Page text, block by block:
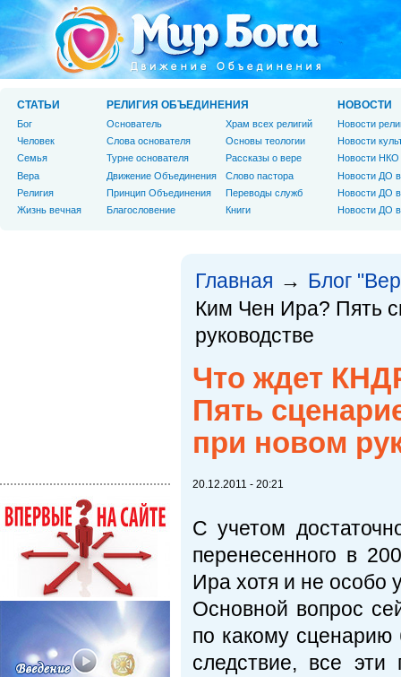
Главная → Блог
Ким Чен Ира? Пять
руководстве
Что ждет
Пять
при новом
20.12.2011 - 20:21
С учетом
перенесенного в
Ира хотя и не особо
Основной вопрос
по какому сценарию
следствие, все эти
СТАТЬИ
Бог
Человек
Cемья
Вера
Религия
Жизнь вечная
РЕЛИГИЯ ОБЪЕДИНЕНИЯ
Основатель
Слова основателя
Турне основателя
Движение Объединения
Принцип Объединения
Благословение
Храм всех религий
Основы теологии
Рассказы о вере
Слово пастора
Переводы служб
Книги
НОВОСТИ
Новости
Новости
Новости НКО
Новости ДО
Новости ДО
Новости ДО